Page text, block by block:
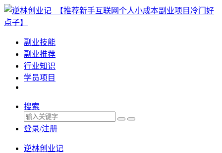
副业技能
副业推荐
行业知识
学员项目
搜索
登录/注册
逆林创业记